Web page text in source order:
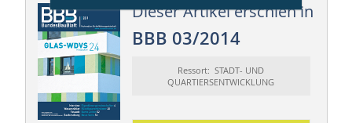
Dieser Artikel erschien in
BBB 03/2014
Ressort: STADT- UND
QUARTIERSENTWICKLUNG